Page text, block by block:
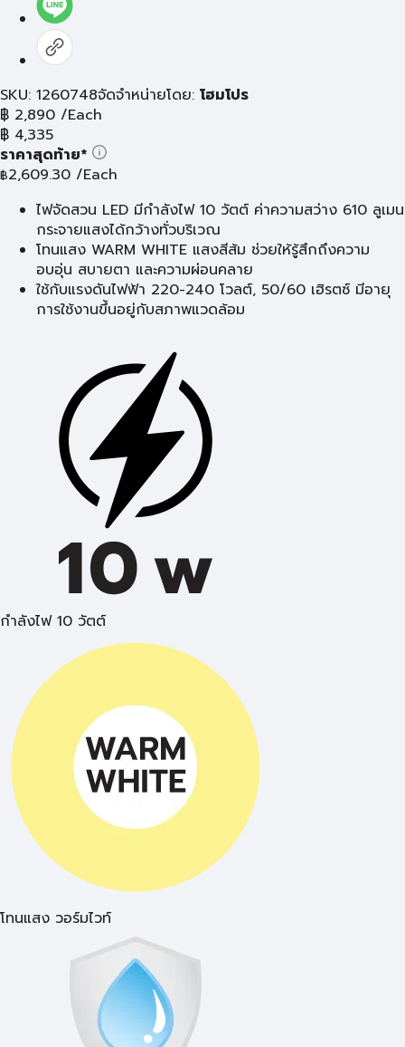
SKU: 1260748จัดจำหน่ายโดย: โฮมโปร
฿ 2,890 /Each
฿ 4,335
ราคาสุดท้าย*
฿2,609.30 /Each
ไฟจัดสวน LED มีกำลังไฟ 10 วัตต์ ค่าความสว่าง 610 ลูเมน
กระจายแสงได้กว้างทั่วบริเวณ
โทนแสง WARM WHITE แสงสีส้ม ช่วยให้รู้สึกถึงความ
อบอุ่น สบายตา และความผ่อนคลาย
ใช้กับแรงดันไฟฟ้า 220-240 โวลต์, 50/60 เฮิรตซ์ มีอายุ
การใช้งานขึ้นอยู่กับสภาพแวดล้อม
กำลังไฟ 10 วัตต์
โทนแสง วอร์มไวท์